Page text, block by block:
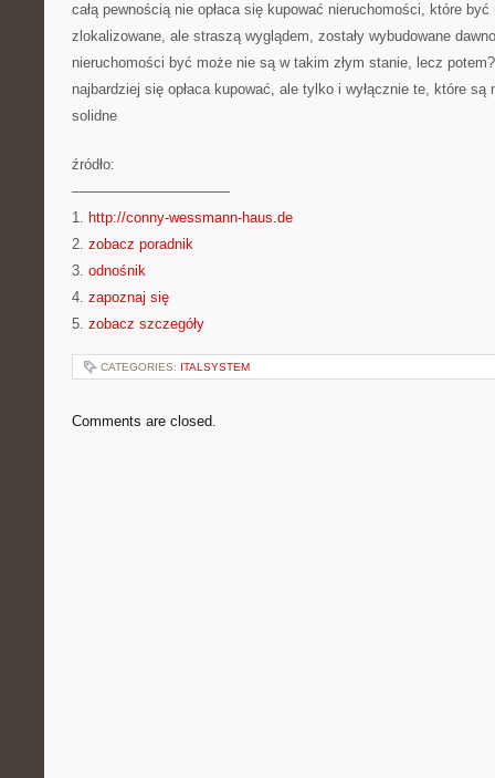
całą pewnością nie opłaca się kupować nieruchomości, które
zlokalizowane, ale straszą wyglądem, zostały wybudowane
nieruchomości być może nie są w takim złym stanie, lecz
najbardziej się opłaca kupować, ale tylko i wyłącznie te, które są
solidne
źródło:
———————————
1. http://conny-wessmann-haus.de
2. zobacz poradnik
3. odnośnik
4. zapoznaj się
5. zobacz szczegóły
CATEGORIES: ITALSYSTEM
Comments are closed.